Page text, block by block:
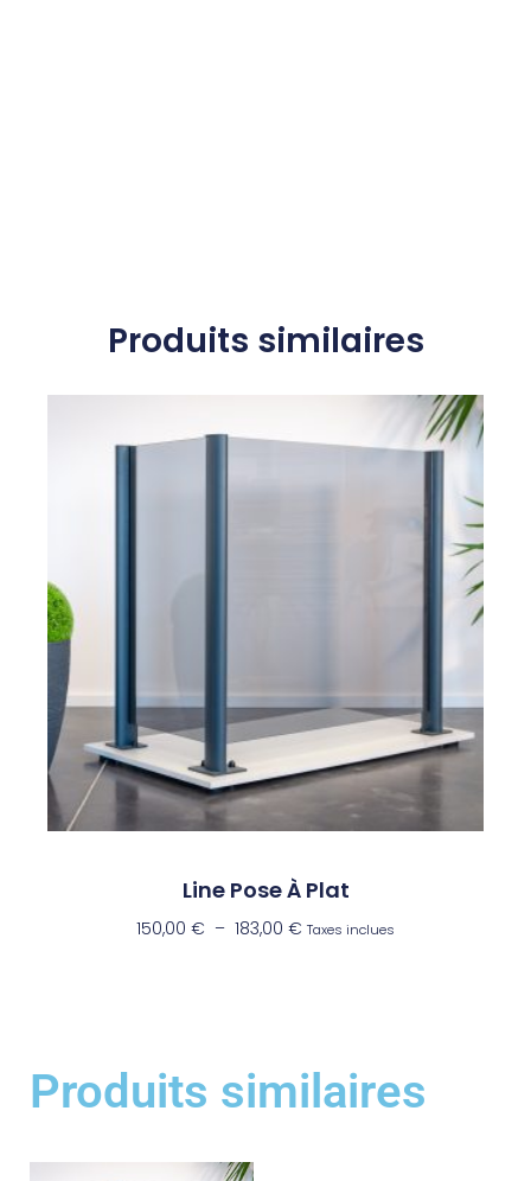
Produits similaires
Line Pose À Plat
150,00 € – 183,00 € Taxes inclues
Produits similaires